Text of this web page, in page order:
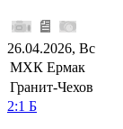
26.04.2026, Вс
МХК Ермак
Гранит-Чехов
2:1 Б